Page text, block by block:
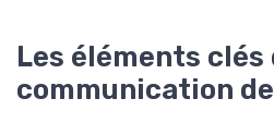
Les éléments clés
communication